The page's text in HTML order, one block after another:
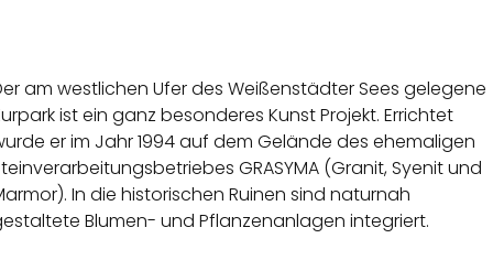
am westlichen Ufer des Weißenstädter Sees gelegene
ist ein ganz besonderes Kunst Projekt. Errichtet
er im Jahr 1994 auf dem Gelände des ehemaligen
GRASYMA (Granit, Syenit und
In die historischen Ruinen sind naturnah
Blumen- und Pflanzenanlagen integriert.